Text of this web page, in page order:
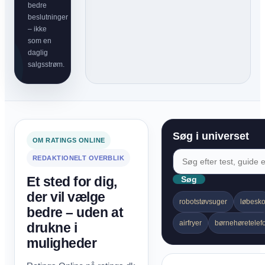
bedre
beslutninger
– ikke
som en
daglig
salgsstrøm.
OM RATINGS ONLINE
REDAKTIONELT OVERBLIK
Et sted for dig,
der vil vælge
bedre – uden at
drukne i
muligheder
Søg i universet
Søg
robotstøvsuger løbesko
airfryer